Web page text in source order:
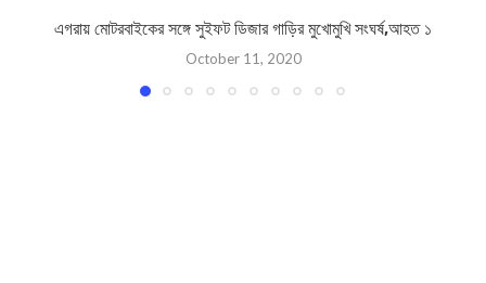
এগরায় মোটরবাইকের সঙ্গে সুইফট ডিজার গাড়ির মুখোমুখি সংঘর্ষ,আহত ১
October 11, 2020